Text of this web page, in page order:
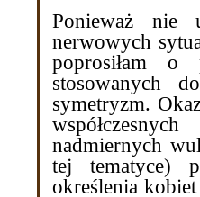
Ponieważ nie
nerwowych
poprosiłam o
stosowanych
symetryzm.
nadmiernych
tej tematyce)
określenia